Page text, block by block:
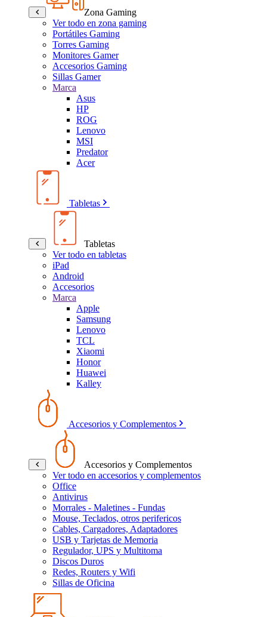
Zona Gaming
Ver todo en zona gaming
Portátiles Gaming
Torres Gaming
Monitores Gamer
Accesorios Gaming
Sillas Gamer
Marca
Asus
HP
ROG
Lenovo
MSI
Predator
Acer
Tabletas
Tabletas
Ver todo en tabletas
iPad
Android
Accesorios
Marca
Apple
Samsung
Lenovo
TCL
Xiaomi
Honor
Huawei
Kalley
Accesorios y Complementos
Accesorios y Complementos
Ver todo en accesorios y complementos
Office
Antivirus
Morrales - Maletines - Fundas
Mouse, Teclados, otros perifericos
Cables, Cargadores, Adaptadores
USB y Tarjetas de Memoria
Regulador, UPS y Multitoma
Discos Duros
Redes, Routers y Wifi
Sillas de Oficina